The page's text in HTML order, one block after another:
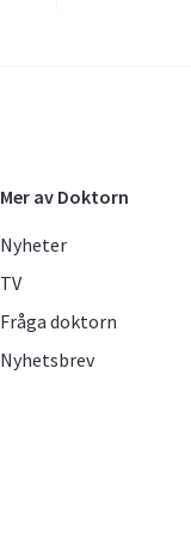
Mer av Doktorn
Nyheter
TV
Fråga doktorn
Nyhetsbrev